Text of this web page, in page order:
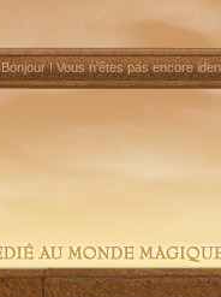
Bonjour !Vous n'êtes pas encore